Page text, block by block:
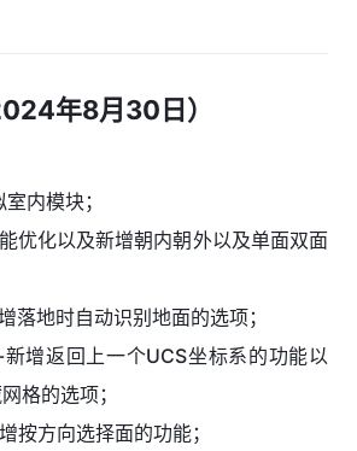
年8月30日）
内模块；
优化以及新增朝内朝外以及单面双面
落地时自动识别地面的选项；
增返回上一个UCS坐标系的功能以
格的选项；
按方向选择面的功能；